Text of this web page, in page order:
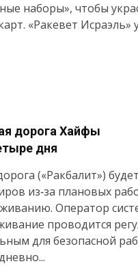
наборы», чтобы
«Ракевет Исраэль»
дорога Хайфы
дня
(«Ракбалит») будет
из‑за плановых
Оператор
проводится
для безопасной